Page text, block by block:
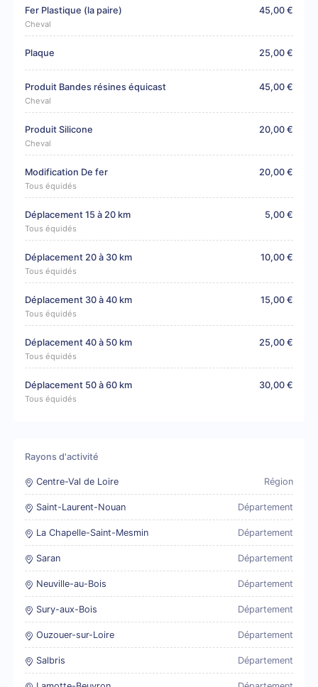
Fer Plastique (la paire)
Cheval
45,00 €
Plaque 25,00 €
Produit Bandes résines équicast
Cheval
45,00 €
Produit Silicone
Cheval
20,00 €
Modification De fer
Tous équidés
20,00 €
Déplacement 15 à 20 km
Tous équidés
5,00 €
Déplacement 20 à 30 km
Tous équidés
10,00 €
Déplacement 30 à 40 km
Tous équidés
15,00 €
Déplacement 40 à 50 km
Tous équidés
25,00 €
Déplacement 50 à 60 km
Tous équidés
30,00 €
Rayons d'activité
Centre-Val de Loire Région
Saint-Laurent-Nouan Département
La Chapelle-Saint-Mesmin Département
Saran Département
Neuville-au-Bois Département
Sury-aux-Bois Département
Ouzouer-sur-Loire Département
Salbris Département